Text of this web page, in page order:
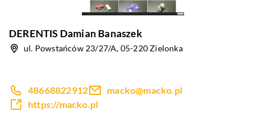
DERENTIS Damian Banaszek
ul. Powstańców 23/27/A, 05-220 Zielonka
48668822912
macko@macko.pl
https://macko.pl